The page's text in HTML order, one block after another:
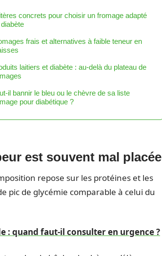
concrets pour choisir un fromage adapté
frais et alternatives à faible teneur en
laitiers et diabète : au-delà du plateau de
il bannir le bleu ou le chèvre de sa liste
pour diabétique ?
est souvent mal placée
repose sur les protéines et les
pic de glycémie comparable à celui du
: quand faut-il consulter en urgence ?